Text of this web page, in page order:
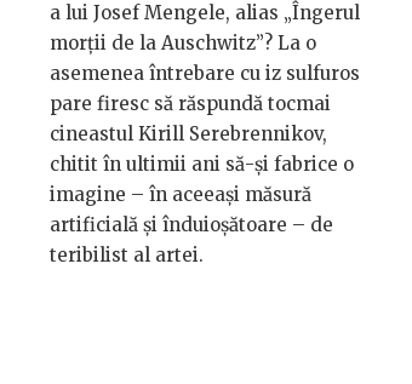
a lui Josef Mengele, alias „Îngerul
morții de la Auschwitz”? La o
asemenea întrebare cu iz sulfuros
pare firesc să răspundă tocmai
cineastul Kirill Serebrennikov,
chitit în ultimii ani să-și fabrice o
imagine – în aceeași măsură
artificială și înduioșătoare – de
teribilist al artei.